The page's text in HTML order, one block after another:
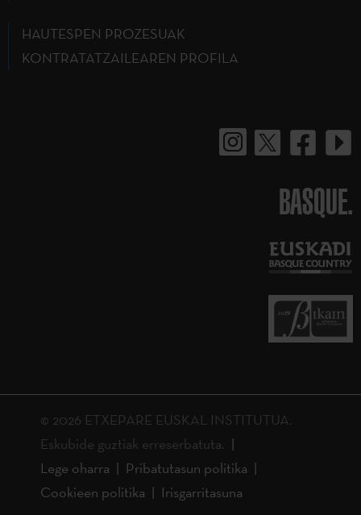
HAUTESPEN PROZESUAK
KONTRATATZAILEAREN PROFILA
BASQUE.
© 2026 ETXEPARE EUSKAL INSTITUTUA.
Eskubide guztiak erreserbatuta.
Lege oharra
Pribatutasun politika
Cookieen politika
Irisgarritasuna